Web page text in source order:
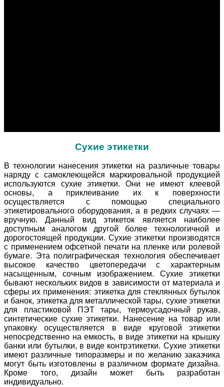
Сухие этикетки
В технологии нанесения этикетки на различные товары
наряду с самоклеющейся маркировальной продукцией
используются сухие этикетки. Они не имеют клеевой
основы, а приклеивание их к поверхности
осуществляется с помощью специального
этикетировального оборудования, а в редких случаях —
вручную. Данный вид этикеток является наиболее
доступным аналогом другой более технологичной и
дорогостоящей продукции. Сухие этикетки производятся
с применением офсетной печати на пленке или ролевой
бумаге. Эта полиграфическая технология обеспечивает
высокое качество цветопередачи с характерным
насыщенным, сочным изображением. Сухие этикетки
бывают нескольких видов в зависимости от материала и
сферы их применения: этикетка для стеклянных бутылок
и банок, этикетка для металлической тары, сухие этикетки
для пластиковой ПЭТ тары, термоусадочный рукав,
синтетические сухие этикетки. Нанесение на товар или
упаковку осуществляется в виде круговой этикетки
непосредственно на емкость, в виде этикетки на крышку
банки или бутылки, в виде контрэтикетки. Сухие этикетки
имеют различные типоразмеры и по желанию заказчика
могут быть изготовлены в различном формате дизайна.
Кроме того, дизайн может быть разработан
индивидуально.